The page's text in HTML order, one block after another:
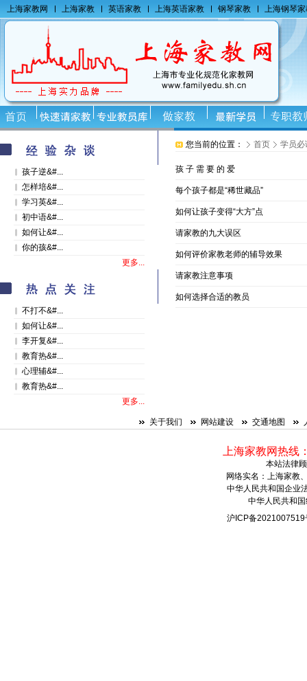
上海家教网 上海家教 英语家教 上海英语家教 钢琴家教 上海钢琴
您当前的位置： 首页 学员必
孩 子 需 要 的 爱
每个孩子都是“稀世藏品”
如何让孩子变得“大方”点
请家教的九大误区
如何评价家教老师的辅导效果
请家教注意事项
如何选择合适的教员
孩子逆&#...
怎样培&#...
学习英&#...
初中语&#...
如何让&#...
你的孩&#...
更多...
不打不&#...
如何让&#...
李开复&#...
教育热&#...
心理辅&#...
教育热&#...
更多...
关于我们 网站建设 交通地图
上海家教网热线
本站法律
网络实名： 上海家教
中华人民共和国企业
中华人民共和
沪ICP备